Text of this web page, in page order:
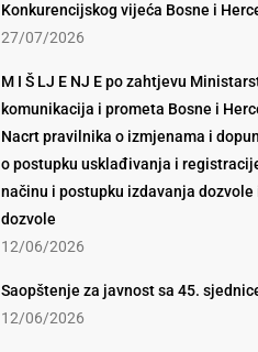
Konkurencijskog vijeća Bosne i
27/07/2026
M I Š LJ E NJ E po zahtjevu
komunikacija i prometa Bosne i
Nacrt pravilnika o izmjenama i
o postupku usklađivanja i
načinu i postupku izdavanja dozvole
dozvole
12/06/2026
Saopštenje za javnost sa 45.
12/06/2026